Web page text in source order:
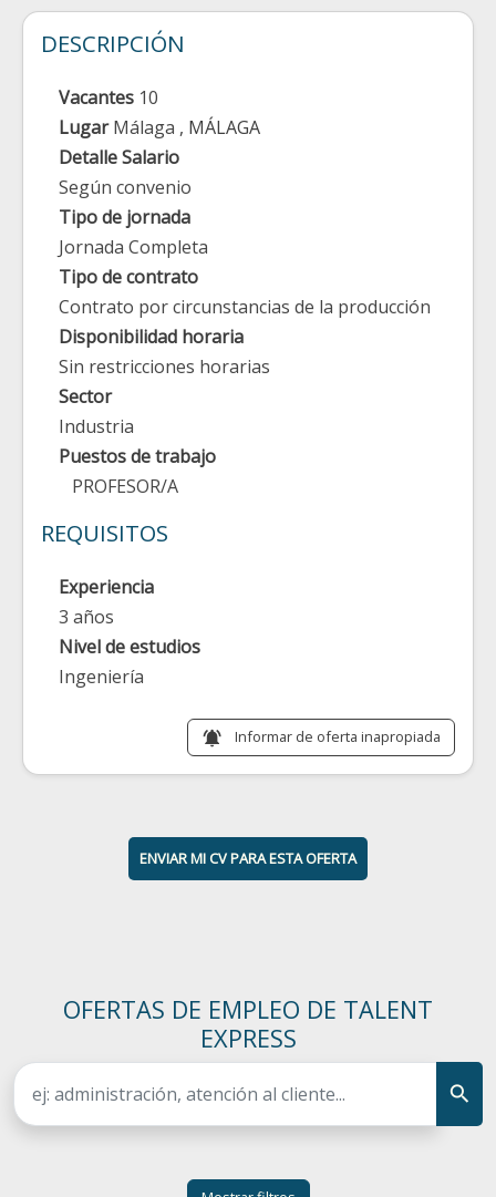
DESCRIPCIÓN
Vacantes 10
Lugar Málaga , MÁLAGA
Detalle Salario
Según convenio
Tipo de jornada
Jornada Completa
Tipo de contrato
Contrato por circunstancias de la producción
Disponibilidad horaria
Sin restricciones horarias
Sector
Industria
Puestos de trabajo
PROFESOR/A
REQUISITOS
Experiencia
3 años
Nivel de estudios
Ingeniería
notifications_active Informar de oferta inapropiada
ENVIAR MI CV PARA ESTA OFERTA
OFERTAS DE EMPLEO DE TALENT
EXPRESS